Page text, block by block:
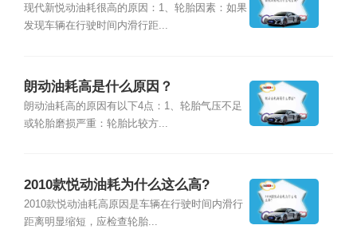
现代新悦动油耗很高的原因：1、轮胎因素：如果
发现车辆在行驶时间内滑行距...
朗动油耗高是什么原因？
朗动油耗高的原因有以下4点：1、轮胎气压不足
或轮胎磨损严重：轮胎比较方...
2010款悦动油耗为什么这么高?
2010款悦动油耗高原因是车辆在行驶时间内滑行
距离明显缩短，应检查轮胎...